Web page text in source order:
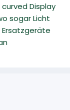
Display
sogar Licht